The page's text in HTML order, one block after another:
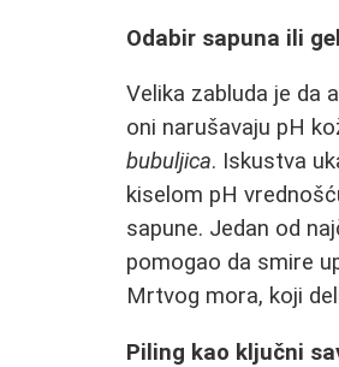
Odabir sapuna ili
Velika zabluda je da
oni narušavaju pH
bubuljica. Iskustva
kiselom pH
sapune. Jedan od
pomogao da smire
Mrtvog mora, koji
Piling kao ključni